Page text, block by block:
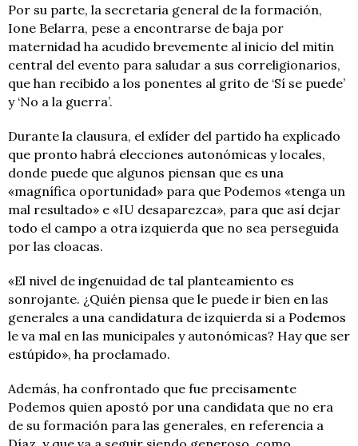
Por su parte, la secretaria general de la formación,
Ione Belarra, pese a encontrarse de baja por
maternidad ha acudido brevemente al inicio del mitin
central del evento para saludar a sus correligionarios,
que han recibido a los ponentes al grito de ‘Sí se puede’
y ‘No a la guerra’.
Durante la clausura, el exlíder del partido ha explicado
que pronto habrá elecciones autonómicas y locales,
donde puede que algunos piensan que es una
«magnífica oportunidad» para que Podemos «tenga un
mal resultado» e «IU desaparezca», para que así dejar
todo el campo a otra izquierda que no sea perseguida
por las cloacas.
«El nivel de ingenuidad de tal planteamiento es
sonrojante. ¿Quién piensa que le puede ir bien en las
generales a una candidatura de izquierda si a Podemos
le va mal en las municipales y autonómicas? Hay que ser
estúpido», ha proclamado.
Además, ha confrontado que fue precisamente
Podemos quien apostó por una candidata que no era
de su formación para las generales, en referencia a